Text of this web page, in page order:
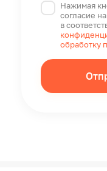
Нажимая
согласие
в
обработку